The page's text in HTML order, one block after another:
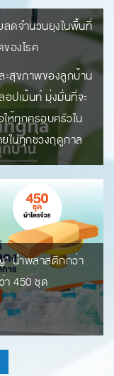
ดภัยและได้รับการ
ลดจำนวนยุงในพื้นที่
ของโรค
ะสุขภาพของลูกบ้าน
อปเม้นท์ มุ่งมั่นที่จะ
ห้ทุกครอบครัวใน
ยในทุกช่วงฤดูกาล
" นำพลาสติกกว่า
า 450 ชุด